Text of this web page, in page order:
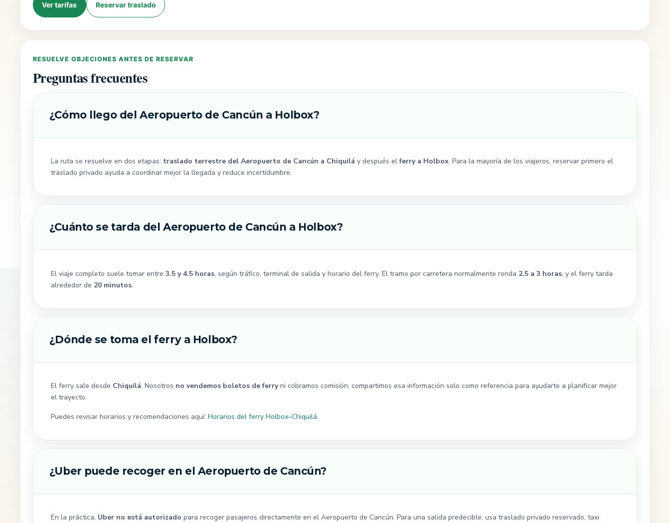
Ver tarifas Reservar traslado
RESUELVE OBJECIONES ANTES DE RESERVAR
Preguntas frecuentes
¿Cómo llego del Aeropuerto de Cancún a Holbox?
La ruta se resuelve en dos etapas: traslado terrestre del Aeropuerto de Cancún a Chiquilá y después elferry a Holbox. Para la mayoría de los viajeros, reservar primero el
traslado privado ayuda a coordinar mejor la llegada y reduce incertidumbre.
¿Cuánto se tarda del Aeropuerto de Cancún a Holbox?
El viaje completo suele tomar entre 3.5 y 4.5 horas, según tráfico, terminal de salida y horario del ferry. El tramo por carretera normalmente ronda 2.5 a 3 horas, y el ferry tarda
alrededor de 20 minutos.
¿Dónde se toma el ferry a Holbox?
El ferry sale desde Chiquilá. Nosotros no vendemos boletos de ferryni cobramos comisión; compartimos esa información solo como referencia para ayudarte a planificar mejor
el trayecto.
Puedes revisar horarios y recomendaciones aquí: Horarios del ferry Holbox–Chiquilá.
¿Uber puede recoger en el Aeropuerto de Cancún?
En la práctica, Uber no está autorizado para recoger pasajeros directamente en el Aeropuerto de Cancún. Para una salida predecible, usa traslado privado reservado, taxi